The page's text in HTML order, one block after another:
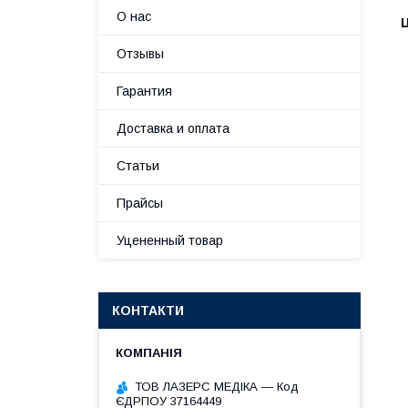
О нас
Отзывы
Гарантия
Доставка и оплата
Статьи
Прайсы
Уцененный товар
КОНТАКТИ
ТОВ ЛАЗЕРС МЕДІКА — Код
ЄДРПОУ 37164449